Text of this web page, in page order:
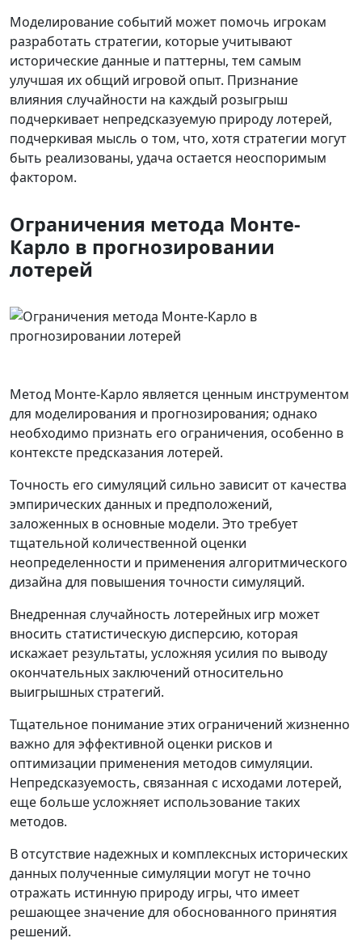
Моделирование событий может помочь игрокам
разработать стратегии, которые учитывают
исторические данные и паттерны, тем самым
улучшая их общий игровой опыт. Признание
влияния случайности на каждый розыгрыш
подчеркивает непредсказуемую природу лотерей,
подчеркивая мысль о том, что, хотя стратегии могут
быть реализованы, удача остается неоспоримым
фактором.
Ограничения метода Монте-
Карло в прогнозировании
лотерей
Метод Монте-Карло является ценным инструментом
для моделирования и прогнозирования; однако
необходимо признать его ограничения, особенно в
контексте предсказания лотерей.
Точность его симуляций сильно зависит от качества
эмпирических данных и предположений,
заложенных в основные модели. Это требует
тщательной количественной оценки
неопределенности и применения алгоритмического
дизайна для повышения точности симуляций.
Внедренная случайность лотерейных игр может
вносить статистическую дисперсию, которая
искажает результаты, усложняя усилия по выводу
окончательных заключений относительно
выигрышных стратегий.
Тщательное понимание этих ограничений жизненно
важно для эффективной оценки рисков и
оптимизации применения методов симуляции.
Непредсказуемость, связанная с исходами лотерей,
еще больше усложняет использование таких
методов.
В отсутствие надежных и комплексных исторических
данных полученные симуляции могут не точно
отражать истинную природу игры, что имеет
решающее значение для обоснованного принятия
решений.